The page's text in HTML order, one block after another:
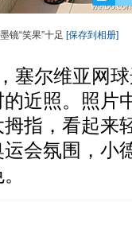
镜“笑果”十足 [保存到相册]
尔维亚网球
近照。照片
指，看起来
会氛围，小